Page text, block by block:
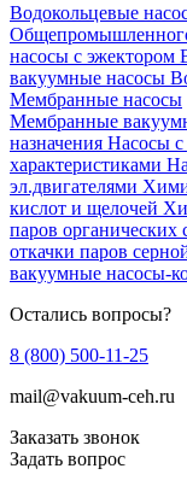
Водокольцевые
насосы с эжектором
вакуумные насосы
Мембранные насосы
Мембранные
назначения Насосы
характеристиками
эл.двигателями
кислот и щелочей
паров органических
откачки паров
вакуумные насосы-
Остались вопросы?
8 (800) 500-11-25
mail@vakuum-ceh.ru
Заказать звонок
Задать вопрос